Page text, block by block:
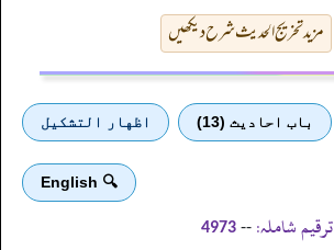
مزید تخریج الحدیث شرح دیکھیں
باب احادیث (13) اظهار التشكيل
🔍 English
ترقیم شاملہ: --
4973